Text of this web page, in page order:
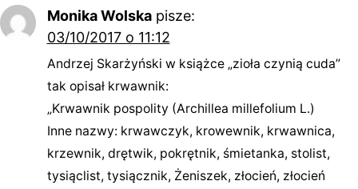
Monika Wolska pisze:
03/10/2017 o 11:12
Andrzej Skarżyński w książce „zioła czynią cuda”
tak opisał krwawnik:
„Krwawnik pospolity (Archillea millefolium L.)
Inne nazwy: krwawczyk, krowewnik, krwawnica,
krzewnik, drętwik, pokrętnik, śmietanka, stolist,
tysiąclist, tysiącznik, Żeniszek, złocień, złocień